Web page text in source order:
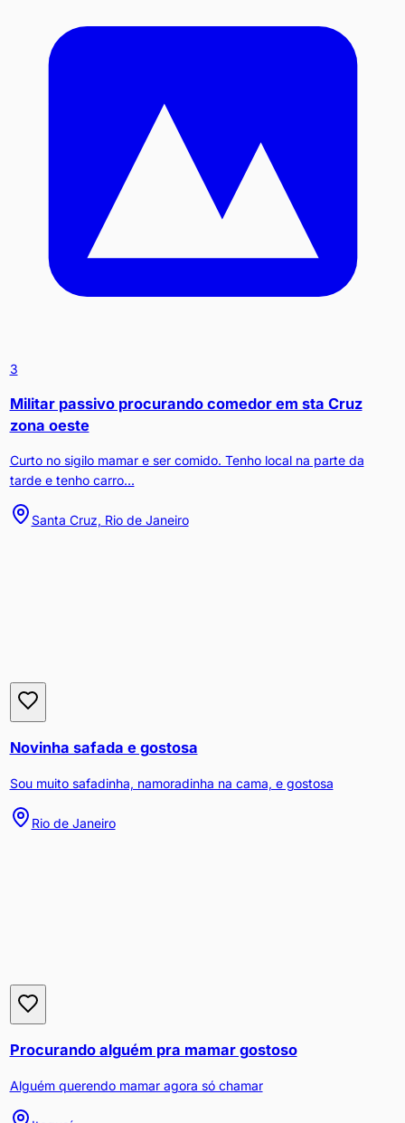
3
Militar passivo procurando comedor em sta Cruz
zona oeste
Curto no sigilo mamar e ser comido. Tenho local na parte da
tarde e tenho carro...
Santa Cruz, Rio de Janeiro
Novinha safada e gostosa
Sou muito safadinha, namoradinha na cama, e gostosa
Rio de Janeiro
Procurando alguém pra mamar gostoso
Alguém querendo mamar agora só chamar